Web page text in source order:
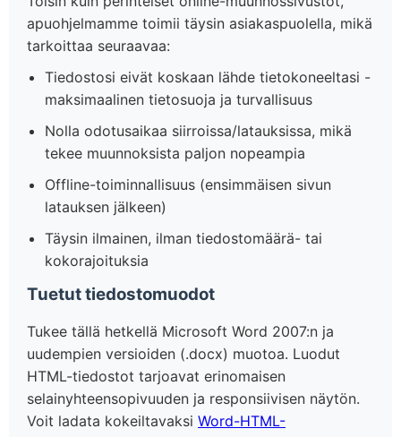
apuohjelmamme toimii täysin asiakaspuolella, mikä
tarkoittaa seuraavaa:
Tiedostosi eivät koskaan lähde tietokoneeltasi -
maksimaalinen tietosuoja ja turvallisuus
Nolla odotusaikaa siirroissa/latauksissa, mikä
tekee muunnoksista paljon nopeampia
Offline-toiminnallisuus (ensimmäisen sivun
latauksen jälkeen)
Täysin ilmainen, ilman tiedostomäärä- tai
kokorajoituksia
Tuetut tiedostomuodot
Tukee tällä hetkellä Microsoft Word 2007:n ja
uudempien versioiden (.docx) muotoa. Luodut
HTML-tiedostot tarjoavat erinomaisen
selainyhteensopivuuden ja responsiivisen näytön.
Voit ladata kokeiltavaksi Word-HTML-